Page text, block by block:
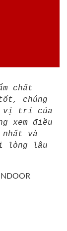
chất
chúng
vị trí của
xem điều
và
lòng lâu